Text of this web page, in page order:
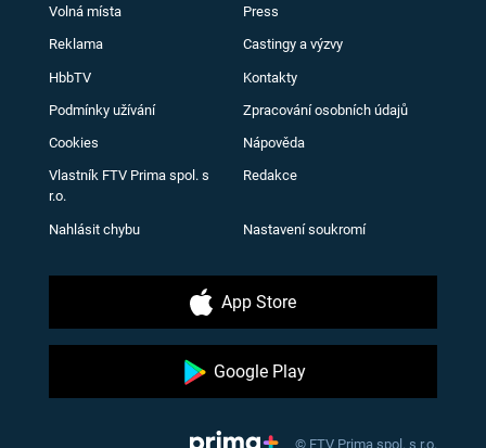
Volná místa Press
Reklama Castingy a výzvy
HbbTV Kontakty
Podmínky užívání Zpracování osobních údajů
Cookies Nápověda
Vlastník FTV Prima spol. s
r.o.
Redakce
Nahlásit chybu Nastavení soukromí
App Store
Google Play
© FTV Prima spol. s r.o.